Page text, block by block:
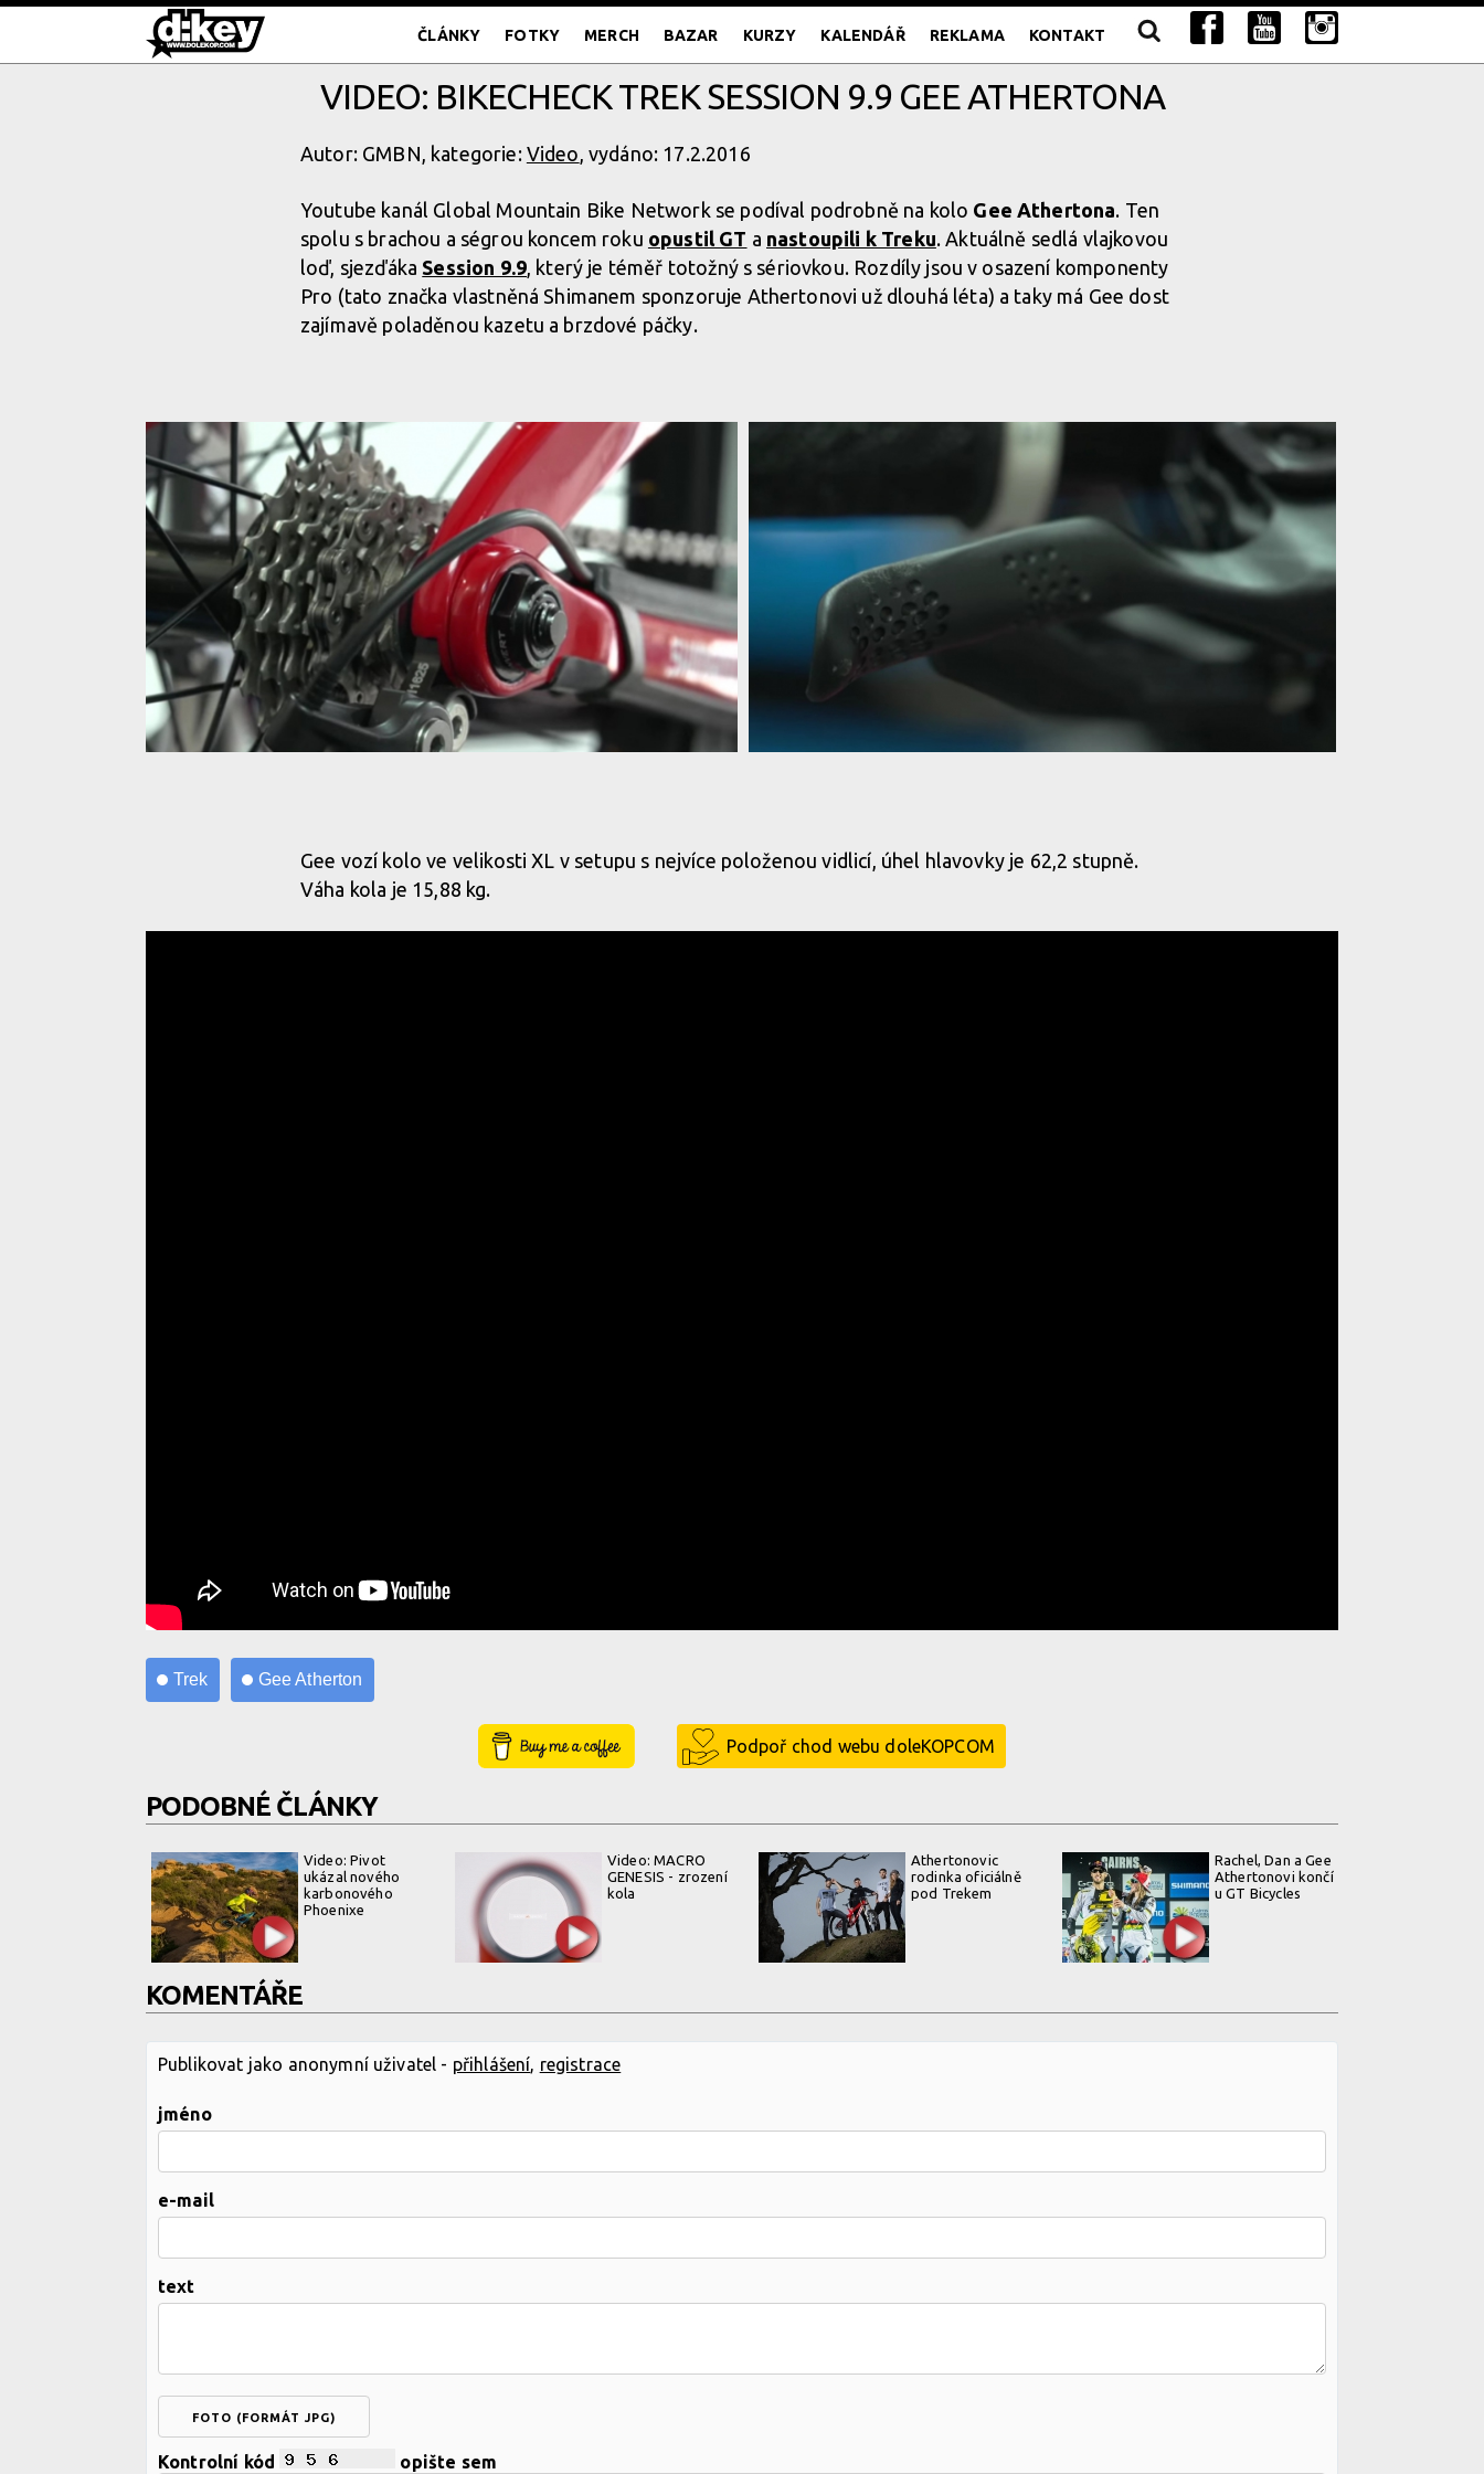
ČLÁNKY FOTKY MERCH BAZAR KURZY KALENDÁŘ REKLAMA KONTAKT
VIDEO: BIKECHECK TREK SESSION 9.9 GEE ATHERTONA
Autor: GMBN, kategorie: Video, vydáno: 17.2.2016
Youtube kanál Global Mountain Bike Network se podíval podrobně na kolo Gee Athertona. Ten
spolu s brachou a ségrou koncem roku opustil GT a nastoupili k Treku. Aktuálně sedlá vlajkovou
loď, sjezďáka Session 9.9, který je téměř totožný s sériovkou. Rozdíly jsou v osazení komponenty
Pro (tato značka vlastněná Shimanem sponzoruje Athertonovi už dlouhá léta) a taky má Gee dost
zajímavě poladěnou kazetu a brzdové páčky.
Gee vozí kolo ve velikosti XL v setupu s nejvíce položenou vidlicí, úhel hlavovky je 62,2 stupně.
Váha kola je 15,88 kg.
Trek Gee Atherton
Buy Me a Coffee Podpoř chod webu doleKOPCOM
PODOBNÉ ČLÁNKY
Video: Pivot
ukázal nového
karbonového
Phoenixe
Video: MACRO
GENESIS - zrození
kola
Athertonovic
rodinka oficiálně
pod Trekem
Rachel, Dan a Gee
Athertonovi končí
u GT Bicycles
KOMENTÁŘE
Publikovat jako anonymní uživatel - přihlášení registrace
jméno
e-mail
text
FOTO (FORMÁT JPG)
Kontrolní kód opište sem